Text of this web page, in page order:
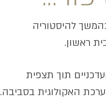
כהמשך להיסטוריה
ראשון.
תוך תצפית
האקולוגית בסביבה.